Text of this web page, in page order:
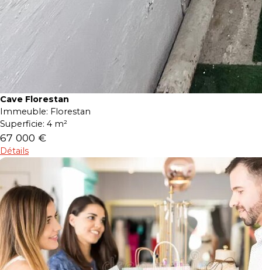
Cave Florestan
Immeuble: Florestan
Superficie: 4 m²
67 000 €
Détails